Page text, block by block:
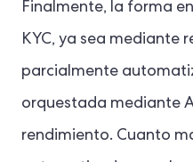
Finalmente, la forma
KYC, ya sea mediante
parcialmente
orquestada mediante
rendimiento. Cuanto